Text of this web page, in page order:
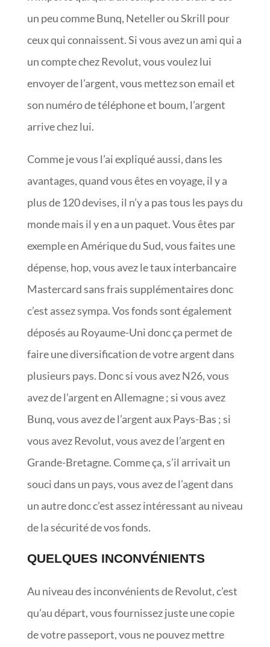
un peu comme Bunq, Neteller ou Skrill pour
ceux qui connaissent. Si vous avez un ami qui a
un compte chez Revolut, vous voulez lui
envoyer de l’argent, vous mettez son email et
son numéro de téléphone et boum, l’argent
arrive chez lui.
Comme je vous l’ai expliqué aussi, dans les
avantages, quand vous êtes en voyage, il y a
plus de 120 devises, il n’y a pas tous les pays du
monde mais il y en a un paquet. Vous êtes par
exemple en Amérique du Sud, vous faites une
dépense, hop, vous avez le taux interbancaire
Mastercard sans frais supplémentaires donc
c’est assez sympa. Vos fonds sont également
déposés au Royaume-Uni donc ça permet de
faire une diversification de votre argent dans
plusieurs pays. Donc si vous avez N26, vous
avez de l’argent en Allemagne ; si vous avez
Bunq, vous avez de l’argent aux Pays-Bas ; si
vous avez Revolut, vous avez de l’argent en
Grande-Bretagne. Comme ça, s’il arrivait un
souci dans un pays, vous avez de l’agent dans
un autre donc c’est assez intéressant au niveau
de la sécurité de vos fonds.
QUELQUES INCONVÉNIENTS
Au niveau des inconvénients de Revolut, c’est
qu’au départ, vous fournissez juste une copie
de votre passeport, vous ne pouvez mettre